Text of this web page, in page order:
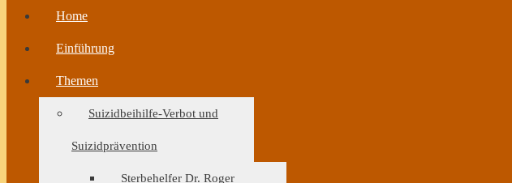
Home
Einführung
Themen
Suizidbeihilfe-Verbot und
Suizidprävention
Sterbehelfer Dr. Roger